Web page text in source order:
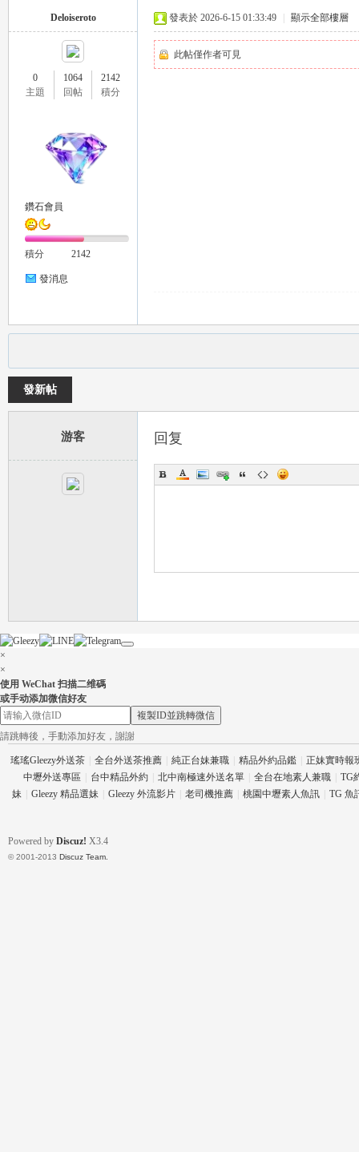
Deloiseroto
0
主題
1064
回帖
2142
積分
鑽石會員
積分 2142
發消息
發表於 2026-6-15 01:33:49 顯示全部樓層
此帖僅作者可見
發新帖
游客 回复
×
×
使用 WeChat 扫描二维碼
或手动添加微信好友
複製ID並跳轉微信
請跳轉後，手動添加好友，謝謝
瑤瑤Gleezy外送茶 全台外送茶推薦 純正台妹兼職 精品外約品鑑
正妹實時報
中壢外送專區
台中精品外約 北中南極速外送名單 全台在地素人兼職
TG
妹
Gleezy 精品選妹 Gleezy 外流影片 老司機推薦 桃園中壢素人魚訊 TG 魚
Powered by Discuz! X3.4
© 2001-2013 Discuz Team.